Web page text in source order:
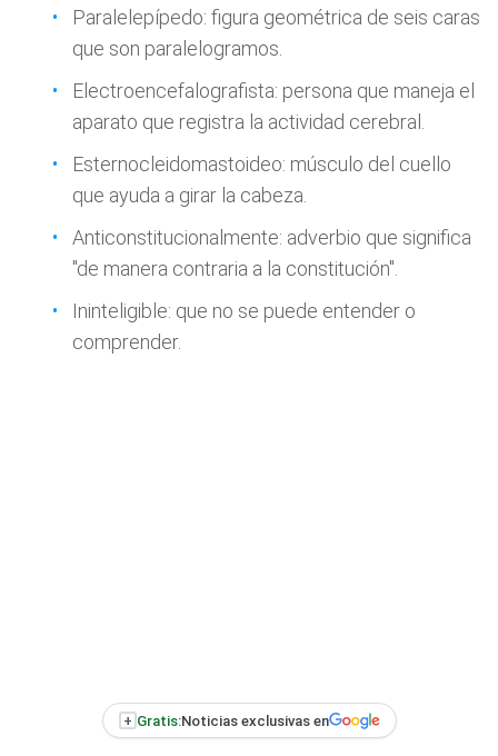
Paralelepípedo: figura geométrica de seis caras
que son paralelogramos.
Electroencefalografista: persona que maneja el
aparato que registra la actividad cerebral.
Esternocleidomastoideo: músculo del cuello
que ayuda a girar la cabeza.
Anticonstitucionalmente: adverbio que significa
"de manera contraria a la constitución".
Ininteligible: que no se puede entender o
comprender.
+ Gratis:Noticias exclusivas en